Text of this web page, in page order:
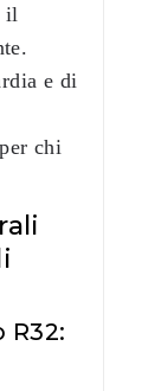
il
e di
chi
R32: